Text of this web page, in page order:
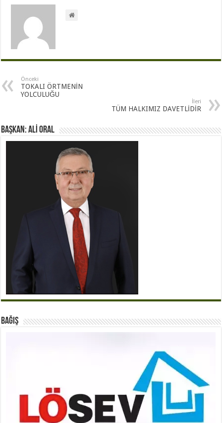
Önceki
TOKALI ÖRTMENİN
YOLCULUĞU
İleri
TÜM HALKIMIZ DAVETLİDİR
BAŞKAN: ALİ ORAL
BAĞIŞ